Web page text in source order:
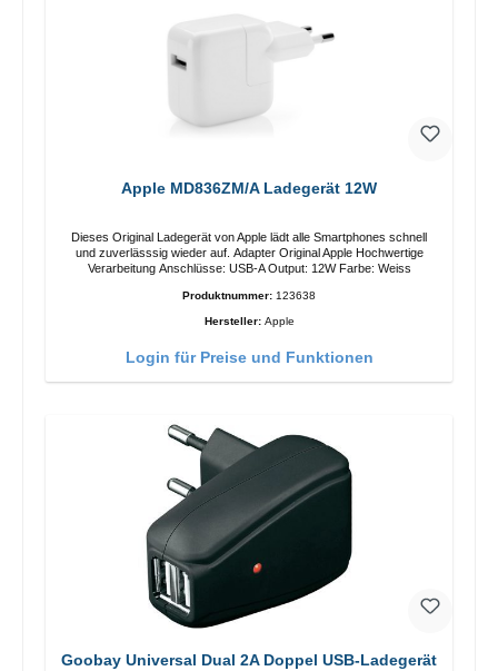
Apple MD836ZM/A Ladegerät 12W
Dieses Original Ladegerät von Apple lädt alle Smartphones schnell
und zuverlässsig wieder auf. Adapter Original Apple Hochwertige
Verarbeitung Anschlüsse: USB-A Output: 12W Farbe: Weiss
Produktnummer: 123638
Hersteller: Apple
Login für Preise und Funktionen
Goobay Universal Dual 2A Doppel USB-Ladegerät